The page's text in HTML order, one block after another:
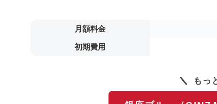
月額料金
初期費用
もっ